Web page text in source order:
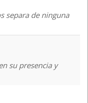
separa de ninguna
su presencia y